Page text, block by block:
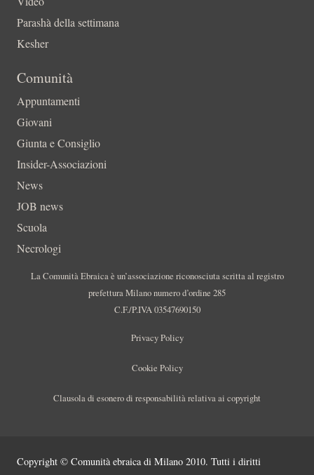
Parashà della settimana
Kesher
Comunità
Appuntamenti
Giovani
Giunta e Consiglio
Insider-Associazioni
News
JOB news
Scuola
Necrologi
La Comunità Ebraica è un’associazione riconosciuta scritta al registro
prefettura Milano numero d’ordine 285
C.F./P.IVA 03547690150
Privacy Policy
Cookie Policy
Clausola di esonero di responsabilità relativa ai copyright
Copyright © Comunità ebraica di Milano 2010. Tutti i diritti